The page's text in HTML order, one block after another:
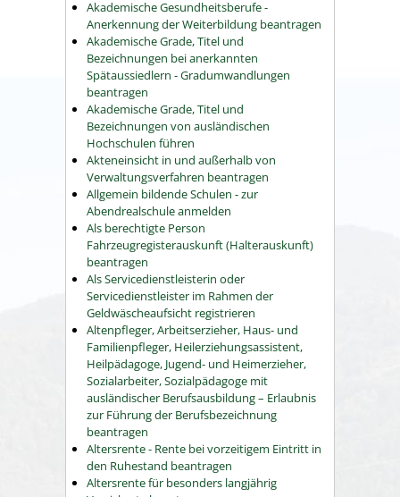
Akademische Gesundheitsberufe -
Anerkennung der Weiterbildung beantragen
Akademische Grade, Titel und
Bezeichnungen bei anerkannten
Spätaussiedlern - Gradumwandlungen
beantragen
Akademische Grade, Titel und
Bezeichnungen von ausländischen
Hochschulen führen
Akteneinsicht in und außerhalb von
Verwaltungsverfahren beantragen
Allgemein bildende Schulen - zur
Abendrealschule anmelden
Als berechtigte Person
Fahrzeugregisterauskunft (Halterauskunft)
beantragen
Als Servicedienstleisterin oder
Servicedienstleister im Rahmen der
Geldwäscheaufsicht registrieren
Altenpfleger, Arbeitserzieher, Haus- und
Familienpfleger, Heilerziehungsassistent,
Heilpädagoge, Jugend- und Heimerzieher,
Sozialarbeiter, Sozialpädagoge mit
ausländischer Berufsausbildung – Erlaubnis
zur Führung der Berufsbezeichnung
beantragen
Altersrente - Rente bei vorzeitigem Eintritt in
den Ruhestand beantragen
Altersrente für besonders langjährig